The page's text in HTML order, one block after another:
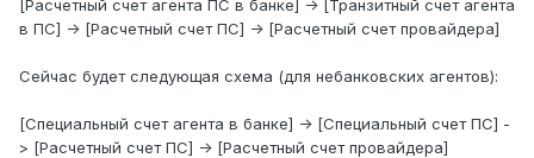
[Расчетный счет агента ПС в банке] -> [Транзитный счет агента
в ПС] -> [Расчетный счет ПС] -> [Расчетный счет провайдера]
Сейчас будет следующая схема (для небанковских агентов):
[Специальный счет агента в банке] -> [Специальный счет ПС] -
> [Расчетный счет ПС] -> [Расчетный счет провайдера]